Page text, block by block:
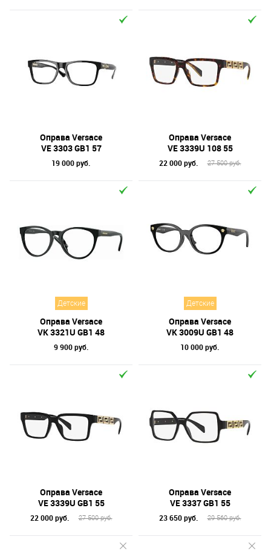
Оправа Versace
VE 3303 GB1 57
19 000 руб.
Оправа Versace
VE 3339U 108 55
22 000 руб. 27 500 руб.
Детские
Оправа Versace
VК 3321U GB1 48
9 900 руб.
Детские
Оправа Versace
VK 3009U GB1 48
10 000 руб.
Оправа Versace
VE 3339U GB1 55
22 000 руб. 27 500 руб.
Оправа Versace
VE 3337 GB1 55
23 650 руб. 29 560 руб.